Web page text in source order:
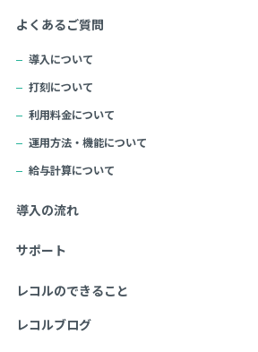
よくあるご質問
導入について
打刻について
利用料金について
運用方法・機能について
給与計算について
導入の流れ
サポート
レコルのできること
レコルブログ